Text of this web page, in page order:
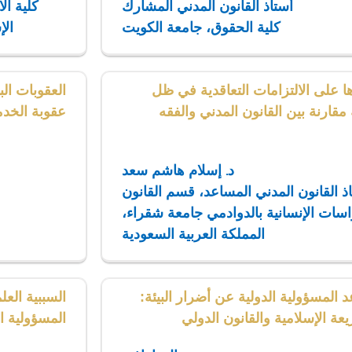
أستاذ القانون المدني المشارك
كلية الحقوق، جامعة الكويت
كلية
على الالتزامات التعاقدية في ظل
بين القانون المدني والفقه
د. إسلام هاشم سعد
القانون المدني المساعد، قسم القانون
الإنسانية بالدوادمي جامعة شقراء،
المملكة العربية السعودية
العقوبات
عقوبة
المسؤولية الدولية عن أضرار البيئة:
الإسلامية والقانون الدولي
السببية